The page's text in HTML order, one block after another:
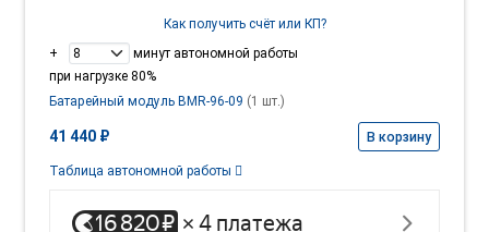
Как получить счёт или КП?
+
минут автономной работы
при нагрузке 80%
Батарейный модуль BMR-96-09 (1 шт.)
41 440 ₽ В корзину
Таблица автономной работы